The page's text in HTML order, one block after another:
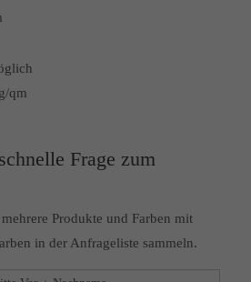
qm
Frage zum
Produkte und Farben mit
in der Anfrageliste sammeln.